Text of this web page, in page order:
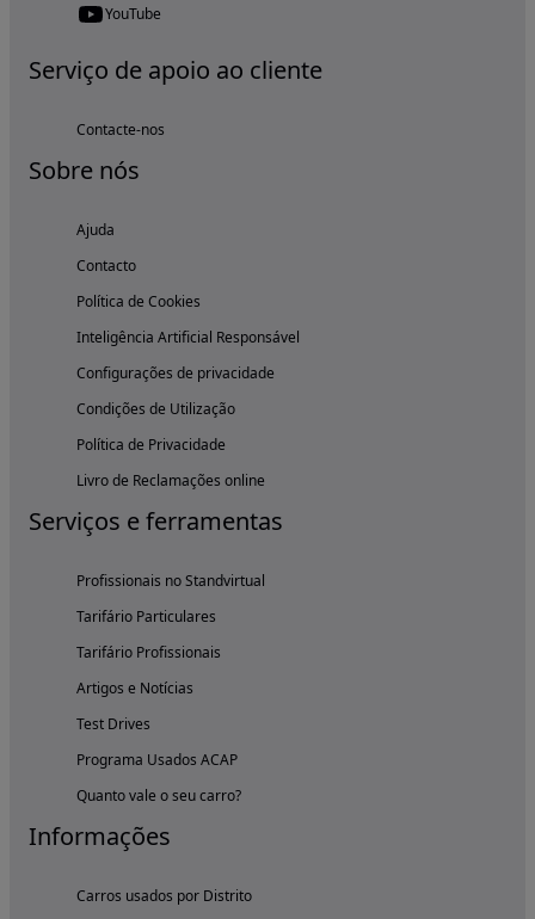
YouTube
Serviço de apoio ao cliente
Contacte-nos
Sobre nós
Ajuda
Contacto
Política de Cookies
Inteligência Artificial Responsável
Configurações de privacidade
Condições de Utilização
Política de Privacidade
Livro de Reclamações online
Serviços e ferramentas
Profissionais no Standvirtual
Tarifário Particulares
Tarifário Profissionais
Artigos e Notícias
Test Drives
Programa Usados ACAP
Quanto vale o seu carro?
Informações
Carros usados por Distrito